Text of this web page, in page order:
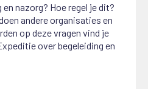
nazorg? Hoe regel je dit?
andere organisaties en
op deze vragen vind je
over begeleiding en